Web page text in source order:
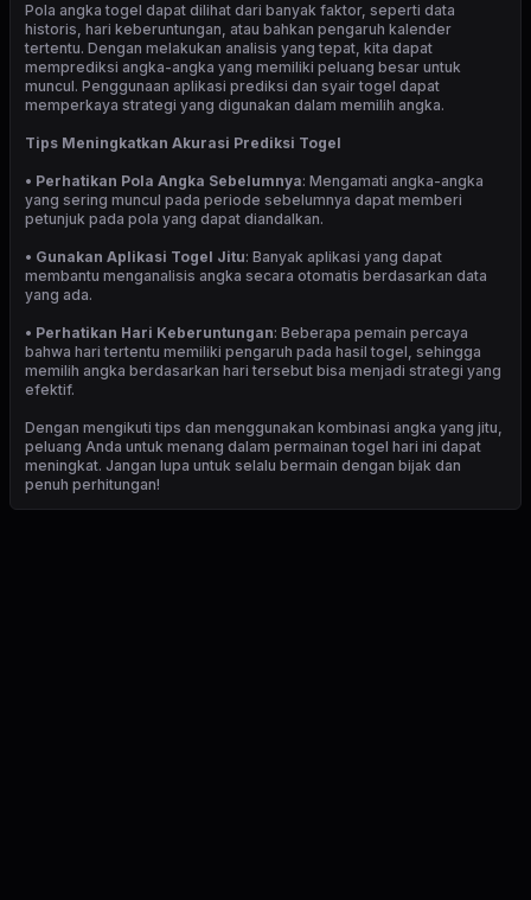
Pola angka togel dapat dilihat dari banyak faktor, seperti data
historis, hari keberuntungan, atau bahkan pengaruh kalender
tertentu. Dengan melakukan analisis yang tepat, kita dapat
memprediksi angka-angka yang memiliki peluang besar untuk
muncul. Penggunaan aplikasi prediksi dan syair togel dapat
memperkaya strategi yang digunakan dalam memilih angka.
Tips Meningkatkan Akurasi Prediksi Togel
• Perhatikan Pola Angka Sebelumnya: Mengamati angka-angka
yang sering muncul pada periode sebelumnya dapat memberi
petunjuk pada pola yang dapat diandalkan.
• Gunakan Aplikasi Togel Jitu: Banyak aplikasi yang dapat
membantu menganalisis angka secara otomatis berdasarkan data
yang ada.
• Perhatikan Hari Keberuntungan: Beberapa pemain percaya
bahwa hari tertentu memiliki pengaruh pada hasil togel, sehingga
memilih angka berdasarkan hari tersebut bisa menjadi strategi yang
efektif.
Dengan mengikuti tips dan menggunakan kombinasi angka yang jitu,
peluang Anda untuk menang dalam permainan togel hari ini dapat
meningkat. Jangan lupa untuk selalu bermain dengan bijak dan
penuh perhitungan!